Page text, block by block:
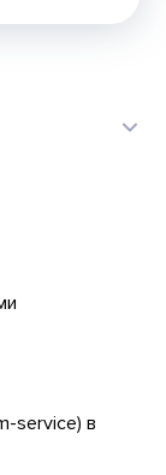
service) в